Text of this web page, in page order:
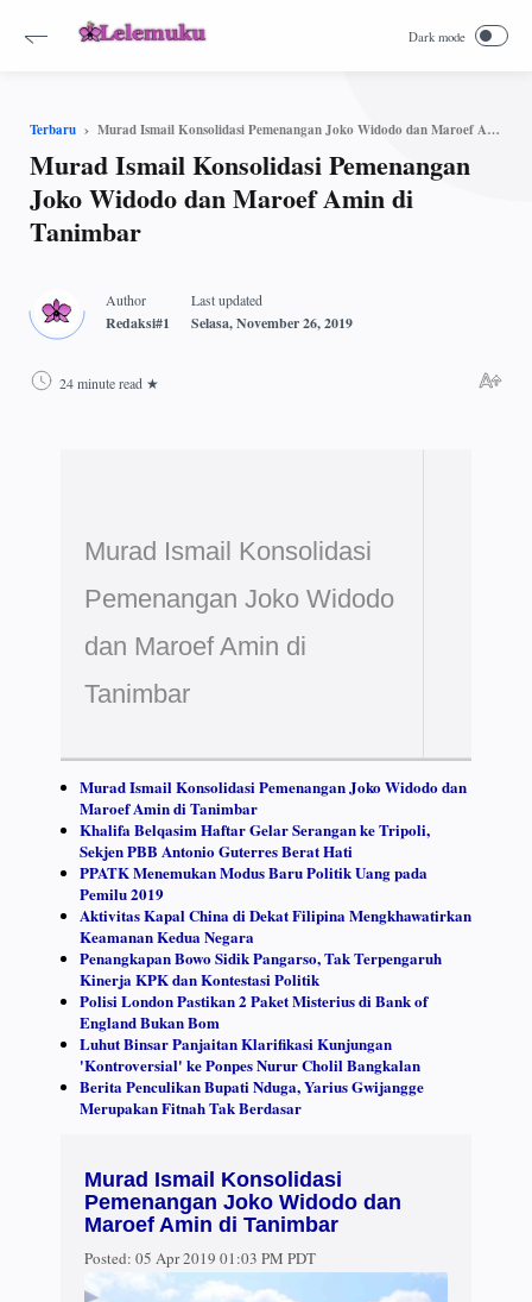
Terbaru Murad Ismail Konsolidasi Pemenangan Joko Widodo dan Maroef Amin di Tanimbar
Murad Ismail Konsolidasi Pemenangan
Joko Widodo dan Maroef Amin di
Tanimbar
24 minute read
Murad Ismail Konsolidasi
Pemenangan Joko Widodo
dan Maroef Amin di
Tanimbar
Murad Ismail Konsolidasi Pemenangan Joko Widodo dan
Maroef Amin di Tanimbar
Khalifa Belqasim Haftar Gelar Serangan ke Tripoli,
Sekjen PBB Antonio Guterres Berat Hati
PPATK Menemukan Modus Baru Politik Uang pada
Pemilu 2019
Aktivitas Kapal China di Dekat Filipina Mengkhawatirkan
Keamanan Kedua Negara
Penangkapan Bowo Sidik Pangarso, Tak Terpengaruh
Kinerja KPK dan Kontestasi Politik
Polisi London Pastikan 2 Paket Misterius di Bank of
England Bukan Bom
Luhut Binsar Panjaitan Klarifikasi Kunjungan
'Kontroversial' ke Ponpes Nurur Cholil Bangkalan
Berita Penculikan Bupati Nduga, Yarius Gwijangge
Merupakan Fitnah Tak Berdasar
Murad Ismail Konsolidasi
Pemenangan Joko Widodo dan
Maroef Amin di Tanimbar
Posted: 05 Apr 2019 01:03 PM PDT